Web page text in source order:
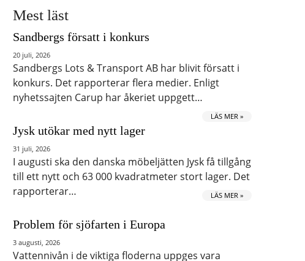
Mest läst
Sandbergs försatt i konkurs
20 juli, 2026
Sandbergs Lots & Transport AB har blivit försatt i
konkurs. Det rapporterar flera medier. Enligt
nyhetssajten Carup har åkeriet uppgett…
LÄS MER »
Jysk utökar med nytt lager
31 juli, 2026
I augusti ska den danska möbeljätten Jysk få tillgång
till ett nytt och 63 000 kvadratmeter stort lager. Det
rapporterar…
LÄS MER »
Problem för sjöfarten i Europa
3 augusti, 2026
Vattennivån i de viktiga floderna uppges vara